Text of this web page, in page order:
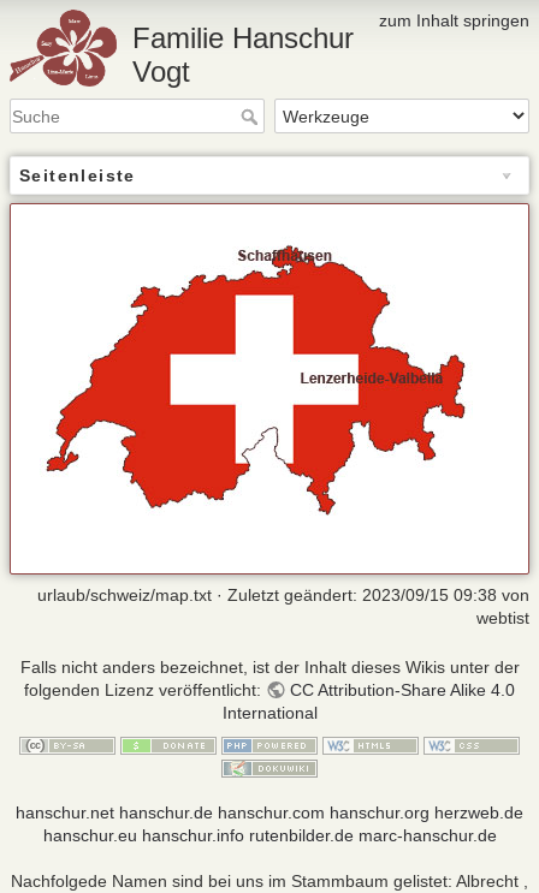
zum Inhalt springen
Familie Hanschur
Vogt
Seitenleiste
urlaub/schweiz/map.txt · Zuletzt geändert: 2023/09/15 09:38 von
webtist
Falls nicht anders bezeichnet, ist der Inhalt dieses Wikis unter der
folgenden Lizenz veröffentlicht:
CC Attribution-Share Alike 4.0
International
hanschur.net hanschur.de hanschur.com hanschur.org herzweb.de
hanschur.eu hanschur.info rutenbilder.de marc-hanschur.de
Nachfolgede Namen sind bei uns im Stammbaum gelistet: Albrecht ,